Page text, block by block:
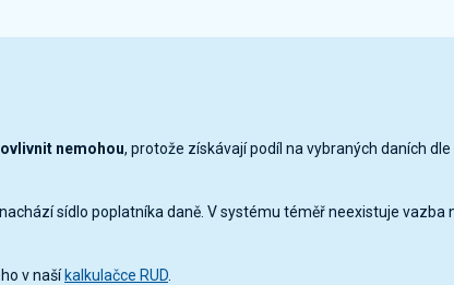
nemohou, protože získávají podíl na vybraných daních
sídlo poplatníka daně. V systému téměř neexistuje
v naší kalkulačce RUD